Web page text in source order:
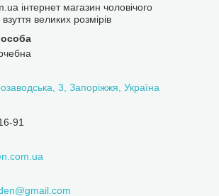
інтернет магазин чоловічого
великих розмірів
3, Запоріжжя, Україна
91